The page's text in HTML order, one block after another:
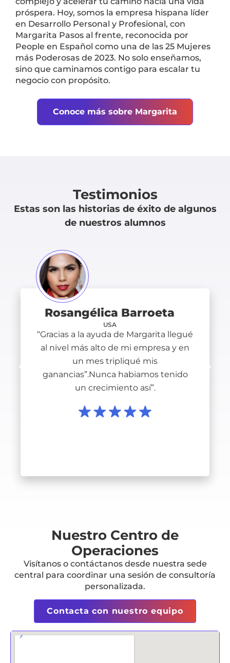
próspera. Hoy, somos la empresa hispana líder
en Desarrollo Personal y Profesional, con
Margarita Pasos al frente, reconocida por
People en Español como una de las 25 Mujeres
más Poderosas de 2023. No solo enseñamos,
sino que caminamos contigo para escalar tu
negocio con propósito.
Conoce más sobre Margarita
Testimonios
Estas son las historias de éxito de algunos
de nuestros alumnos
Rosangélica Barroeta
USA
“Gracias a la ayuda de Margarita llegué
al nivel más alto de mi empresa y en
un mes tripliqué mis
ganancias”.Nunca habiamos tenido
un crecimiento así”.
Nuestro Centro de
Operaciones
Visítanos o contáctanos desde nuestra sede
central para coordinar una sesión de consultoría
personalizada.
Contacta con nuestro equipo